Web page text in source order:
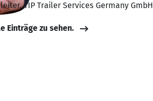
TIP Trailer Services Germany GmbH
Einträge zu sehen.